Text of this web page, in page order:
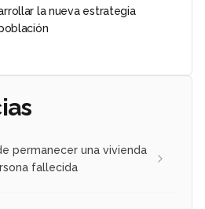
la nueva estrategia
permanecer una vivienda
fallecida